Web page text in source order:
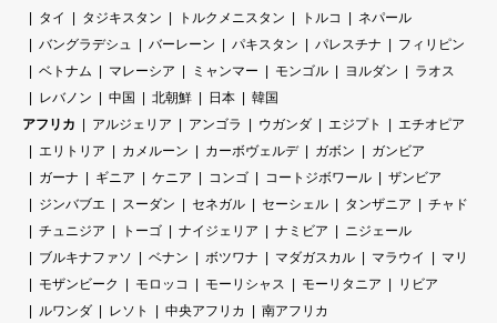
タイ
タジキスタン トルクメニスタン トルコ
ネパール
バングラデシュ
バーレーン パキスタン パレスチナ
フィリピン
ベトナム
マレーシア ミャンマー モンゴル ヨルダン
ラオス
レバノン
中国 北朝鮮 日本
韓国
アフリカ
アルジェリア アンゴラ ウガンダ エジプト
エチオピア
エリトリア
カメルーン カーボヴェルデ ガボン
ガンビア
ガーナ
ギニア ケニア コンゴ コートジボワール
ザンビア
ジンバブエ
スーダン セネガル セーシェル タンザニア
チャド
チュニジア
トーゴ ナイジェリア ナミビア
ニジェール
ブルキナファソ
ベナン ボツワナ マダガスカル マラウイ
マリ
モザンビーク
モロッコ モーリシャス モーリタニア
リビア
ルワンダ
レソト 中央アフリカ
南アフリカ